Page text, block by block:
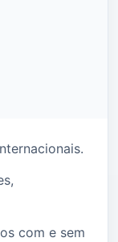
com e sem